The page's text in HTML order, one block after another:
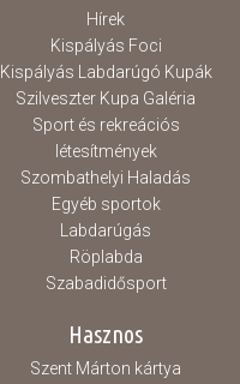
Hírek
Kispályás Foci
Kispályás Labdarúgó Kupák
Szilveszter Kupa Galéria
Sport és rekreációs
létesítmények
Szombathelyi Haladás
Egyéb sportok
Labdarúgás
Röplabda
Szabadidősport
Hasznos
Szent Márton kártya